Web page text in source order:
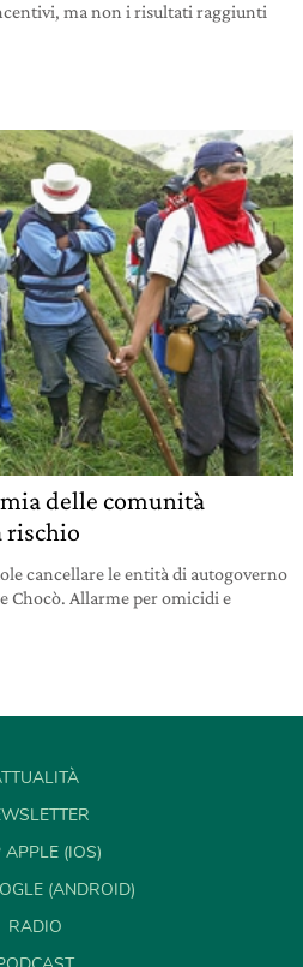
ma non i risultati raggiunti
delle comunità
rischio
cancellare le entità di autogoverno
Chocò. Allarme per omicidi e
APPLE (IOS)
(ANDROID)
RADIO